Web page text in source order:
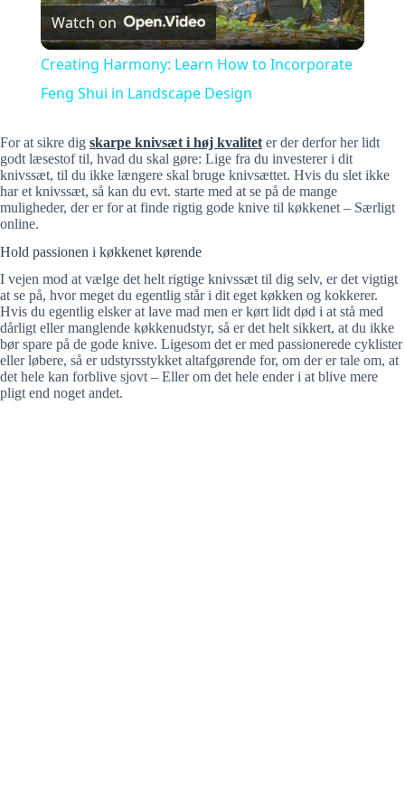
l
a
y
V
d
e
Watch on
Creating Harmony: Learn How to Incorporate
Feng Shui in Landscape Design
For at sikre dig skarpe knivsæt i høj kvalitet er der derfor her lidt
godt læsestof til, hvad du skal gøre: Lige fra du investerer i dit
knivssæt, til du ikke længere skal bruge knivsættet. Hvis du slet ikke
har et knivssæt, så kan du evt. starte med at se på de mange
muligheder, der er for at finde rigtig gode knive til køkkenet – Særligt
online.
Hold passionen i køkkenet kørende
I vejen mod at vælge det helt rigtige knivssæt til dig selv, er det vigtigt
at se på, hvor meget du egentlig står i dit eget køkken og kokkerer.
Hvis du egentlig elsker at lave mad men er kørt lidt død i at stå med
dårligt eller manglende køkkenudstyr, så er det helt sikkert, at du ikke
bør spare på de gode knive. Ligesom det er med passionerede cyklister
eller løbere, så er udstyrsstykket altafgørende for, om der er tale om, at
det hele kan forblive sjovt – Eller om det hele ender i at blive mere
pligt end noget andet.